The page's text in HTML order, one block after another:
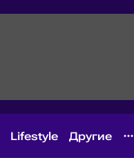
Lifestyle Другие